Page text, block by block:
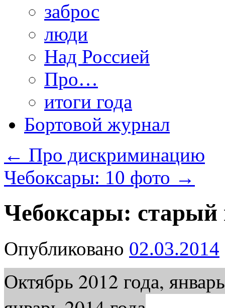
заброс
люди
Над Россией
Про…
итоги года
Бортовой журнал
← Про дискриминацию
Чебоксары: 10 фото →
Чебоксары: старый
Опубликовано 02.03.2014
Октябрь 2012 года,